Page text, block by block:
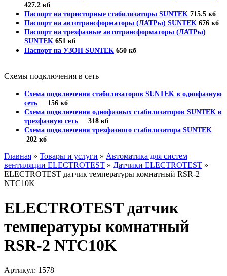
427.2 кб
Паспорт на тиристорные стабилизаторы SUNTEK 715.5 кб
Паспорт на автотрансформаторы (ЛАТРы) SUNTEK 676 кб
Паспорт на трехфазные автотрансформаторы (ЛАТРы)
SUNTEK 651 кб
Паспорт на УЗОН SUNTEK 650 кб
Схемы подключения в сеть
Схема подключения стабилизаторов SUNTEK в однофазную
сеть 156 кб
Схема подключения однофазных стабилизаторов SUNTEK в
трехфазную сеть 318 кб
Схема подключения трехфазного стабилизатора SUNTEK
202 кб
Главная » Товары и услуги » Автоматика для систем
вентиляции ELECTROTEST » Датчики ELECTROTEST »
ELECTROTEST датчик температуры комнатный RSR-2
NTC10K
ELECTROTEST датчик
температуры комнатный
RSR-2 NTC10K
Артикул: 1578